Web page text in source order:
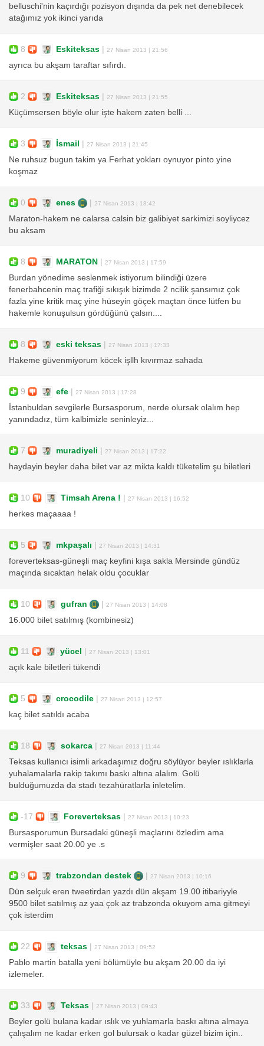
belluschi'nin kaçırdığı pozisyon dışında da pek net denebilecek
atağımız yok ikinci yarıda
8 Eskiteksas | 27 Nisan 2013 | 21:56
ayrıca bu akşam taraftar sıfırdı.
2 Eskiteksas | 27 Nisan 2013 | 21:55
Küçümsersen böyle olur işte hakem zaten belli ...
3 İsmail | 27 Nisan 2013 | 21:45
Ne ruhsuz bugun takim ya Ferhat yokları oynuyor pinto yine
koşmaz
0 enes | 27 Nisan 2013 | 18:42
Maraton-hakem ne calarsa calsin biz galibiyet sarkimizi soyliycez
bu aksam
8 MARATON | 27 Nisan 2013 | 17:59
Burdan yönedime seslenmek istiyorum bilindiği üzere
fenerbahcenin maç trafiği sıkışık bizimde 2 ncilik şansımız çok
fazla yine kritik maç yine hüseyin göçek maçtan önce lütfen bu
hakemle konuşulsun gördüğünü çalsın....
8 eski teksas | 27 Nisan 2013 | 17:33
Hakeme güvenmiyorum köcek işllh kıvırmaz sahada
9 efe | 27 Nisan 2013 | 17:28
İstanbuldan sevgilerle Bursasporum, nerde olursak olalım hep
yanındadız, tüm kalbimizle seninleyiz...
7 muradiyeli | 27 Nisan 2013 | 17:22
haydayin beyler daha bilet var az mikta kaldı tüketelim şu biletleri
10 Timsah Arena ! | 27 Nisan 2013 | 16:52
herkes maçaaaa !
5 mkpaşalı | 27 Nisan 2013 | 14:31
foreverteksas-güneşli maç keyfini kışa sakla Mersinde gündüz
maçında sıcaktan helak oldu çocuklar
10 gufran | 27 Nisan 2013 | 14:08
16.000 bilet satılmış (kombinesiz)
11 yücel | 27 Nisan 2013 | 13:01
açık kale biletleri tükendi
5 crocodile | 27 Nisan 2013 | 12:57
kaç bilet satıldı acaba
18 sokarca | 27 Nisan 2013 | 11:44
Teksas kullanıcı isimli arkadaşımız doğru söylüyor beyler ıslıklarla
yuhalamalarla rakip takımı baskı altına alalım. Golü
bulduğumuzda da stadı tezahüratlarla inletelim.
-17 Foreverteksas | 27 Nisan 2013 | 10:23
Bursasporumun Bursadaki güneşli maçlarını özledim ama
vermişler saat 20.00 ye .s
9 trabzondan destek | 27 Nisan 2013 | 10:16
Dün selçuk eren tweetirdan yazdı dün akşam 19.00 itibariyyle
9500 bilet satılmış az yaa çok az trabzonda okuyom ama gitmeyi
çok isterdim
22 teksas | 27 Nisan 2013 | 09:52
Pablo martin batalla yeni bölümüyle bu akşam 20.00 da iyi
izlemeler.
33 Teksas | 27 Nisan 2013 | 09:43
Beyler golü bulana kadar ıslık ve yuhlamarla baskı altına almaya
çalışalım ne kadar erken gol bulursak o kadar güzel bizim için..